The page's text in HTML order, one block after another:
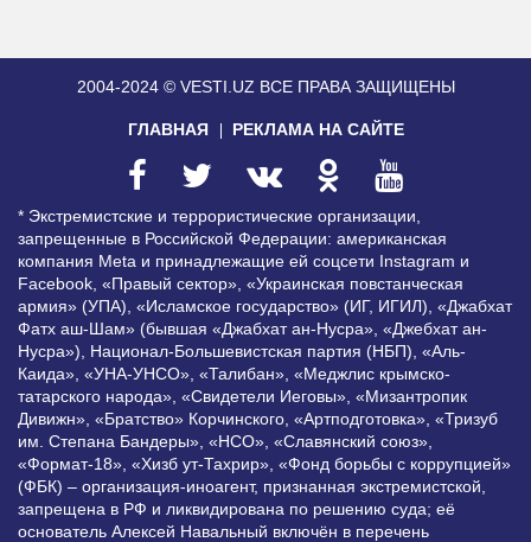
2004-2024 © VESTI.UZ ВСЕ ПРАВА ЗАЩИЩЕНЫ
ГЛАВНАЯ РЕКЛАМА НА САЙТЕ
* Экстремистские и террористические организации,
запрещенные в Российской Федерации: американская
компания Meta и принадлежащие ей соцсети Instagram и
Facebook, «Правый сектор», «Украинская повстанческая
армия» (УПА), «Исламское государство» (ИГ, ИГИЛ), «Джабхат
Фатх аш-Шам» (бывшая «Джабхат ан-Нусра», «Джебхат ан-
Нусра»), Национал-Большевистская партия (НБП), «Аль-
Каида», «УНА-УНСО», «Талибан», «Меджлис крымско-
татарского народа», «Свидетели Иеговы», «Мизантропик
Дивижн», «Братство» Корчинского, «Артподготовка», «Тризуб
им. Степана Бандеры», «НСО», «Славянский союз»,
«Формат-18», «Хизб ут-Тахрир», «Фонд борьбы с коррупцией»
(ФБК) – организация-иноагент, признанная экстремистской,
запрещена в РФ и ликвидирована по решению суда; её
основатель Алексей Навальный включён в перечень